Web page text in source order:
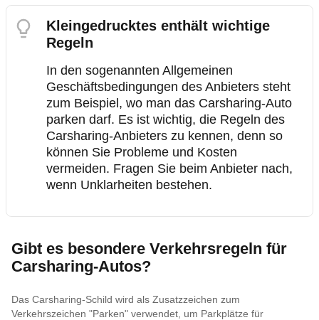
Kleingedrucktes enthält wichtige
Regeln
In den sogenannten Allgemeinen
Geschäftsbedingungen des Anbieters steht
zum Beispiel, wo man das Carsharing-Auto
parken darf. Es ist wichtig, die Regeln des
Carsharing-Anbieters zu kennen, denn so
können Sie Probleme und Kosten
vermeiden. Fragen Sie beim Anbieter nach,
wenn Unklarheiten bestehen.
Gibt es besondere Verkehrsregeln für
Carsharing-Autos?
Das Carsharing-Schild wird als Zusatzzeichen zum
Verkehrszeichen "Parken" verwendet, um Parkplätze für